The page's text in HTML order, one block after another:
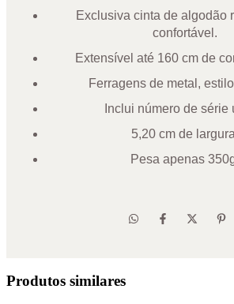
Exclusiva cinta de algodão
confortável.
Extensível até 160 cm de
Ferragens de metal,
Inclui número de série
5,20 cm de
Pesa apenas
Produtos similares